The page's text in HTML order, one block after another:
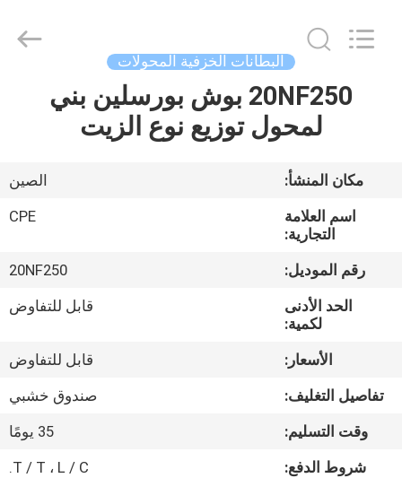
مسكن
معلومات
جولة
المعمل
مراقبة
الجودة
Electric
Co.,Ltd..
البطانات الخزفية المحولات
20NF250 بوش بورسلين بني
لمحول توزيع نوع الزيت
مكان المنشأ:
الصين
اسم العلامة
التجارية:
CPE
رقم الموديل:
20NF250
الحد الأدنى
لكمية:
قابل للتفاوض
الأسعار:
قابل للتفاوض
تفاصيل التغليف:
صندوق خشبي
وقت التسليم:
35 يومًا
شروط الدفع:
T / T ، L / C.